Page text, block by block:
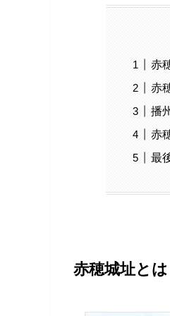
赤
赤
播
赤
最
赤穂城址とは